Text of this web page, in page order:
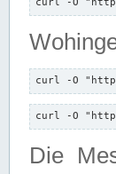
curl -O
curl -O
curl -O
Die